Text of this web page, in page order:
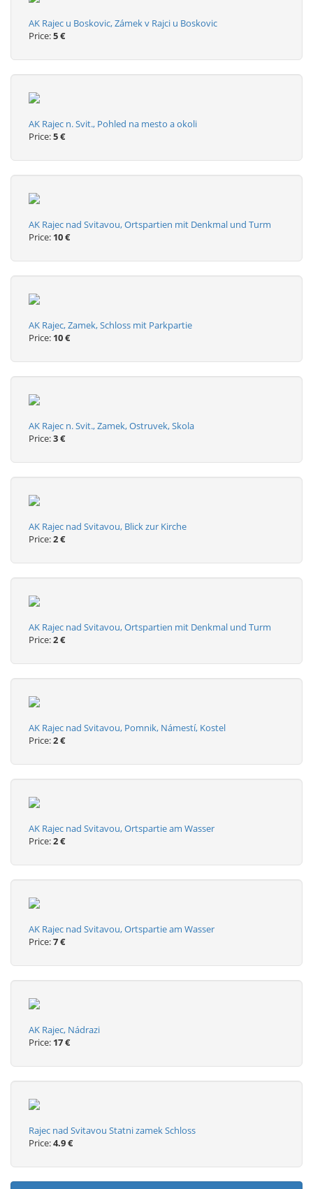
AK Rajec u Boskovic, Zámek v Rajci u Boskovic
Price:5 €
AK Rajec n. Svit., Pohled na mesto a okoli
Price:5 €
AK Rajec nad Svitavou, Ortspartien mit Denkmal und Turm
Price: 10 €
AK Rajec, Zamek, Schloss mit Parkpartie
Price: 10 €
AK Rajec n. Svit., Zamek, Ostruvek, Skola
Price:3 €
AK Rajec nad Svitavou, Blick zur Kirche
Price:2 €
AK Rajec nad Svitavou, Ortspartien mit Denkmal und Turm
Price:2 €
AK Rajec nad Svitavou, Pomnik, Námestí, Kostel
Price:2 €
AK Rajec nad Svitavou, Ortspartie am Wasser
Price:2 €
AK Rajec nad Svitavou, Ortspartie am Wasser
Price:7 €
AK Rajec, Nádrazi
Price: 17 €
Rajec nad Svitavou Statni zamek Schloss
Price:4.9 €